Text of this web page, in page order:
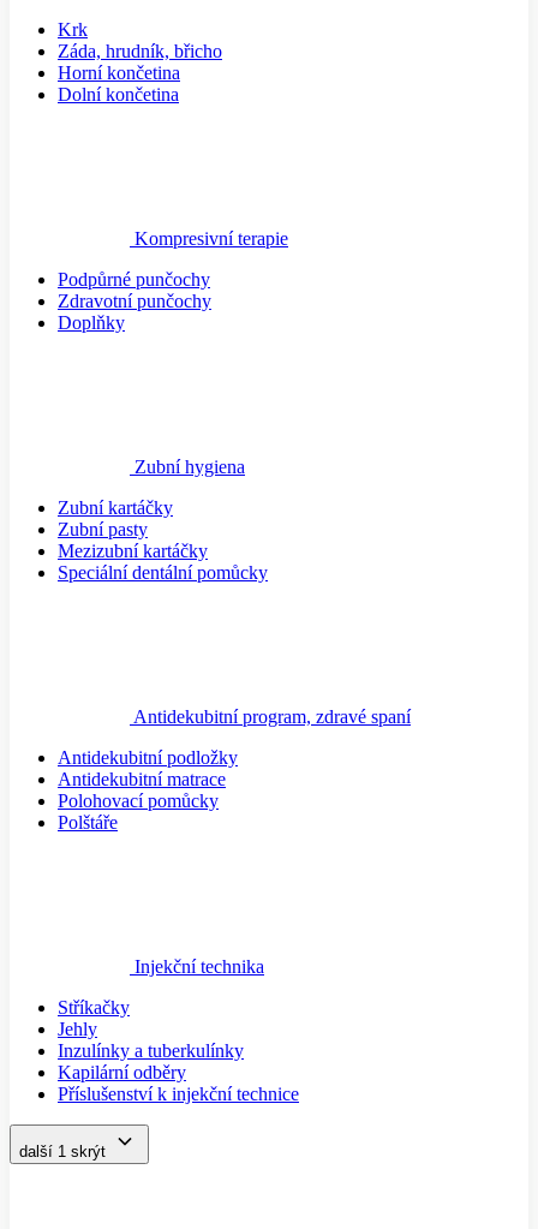
Krk
Záda, hrudník, břicho
Horní končetina
Dolní končetina
Kompresivní terapie
Podpůrné punčochy
Zdravotní punčochy
Doplňky
Zubní hygiena
Zubní kartáčky
Zubní pasty
Mezizubní kartáčky
Speciální dentální pomůcky
Antidekubitní program, zdravé spaní
Antidekubitní podložky
Antidekubitní matrace
Polohovací pomůcky
Polštáře
Injekční technika
Stříkačky
Jehly
Inzulínky a tuberkulínky
Kapilární odběry
Příslušenství k injekční technice
další 1 skrýt